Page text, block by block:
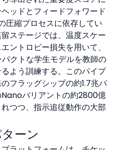
ッドとフィードフォワード
圧縮プロセスに依存してい
ステージでは、温度スケー
ントロピー損失を用いて、
クトな学生モデルを教師の
よう訓練する。このパイプ
フラッグシップの約1.7兆パ
バリアントの約2800億
つつ、指示追従動作の大部
ーン